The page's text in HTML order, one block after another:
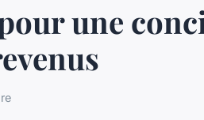
une